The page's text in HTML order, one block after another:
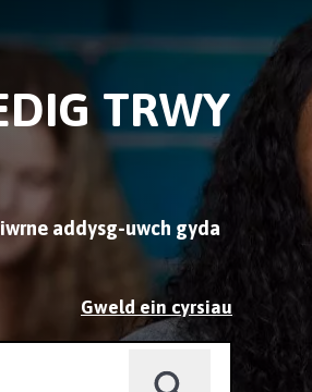
TRWY
addysg-uwch gyda
Gweld ein cyrsiau